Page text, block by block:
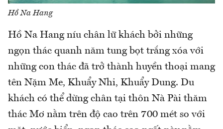
Hồ Na Hang
Hồ Na Hang níu chân lữ khách bởi những
ngọn thác quanh năm tung bọt trắng xóa với
những con thác đã trở thành huyền thoại mang
tên Nặm Me, Khuẩy Nhi, Khuẩy Dung. Du
khách có thể dừng chân tại thôn Nà Pài thăm
thác Mơ nằm trên độ cao trên 700 mét so với